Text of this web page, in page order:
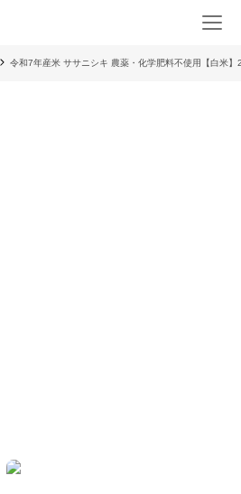
令和7年産米 ササニシキ 農薬・化学肥料不使用【白米】